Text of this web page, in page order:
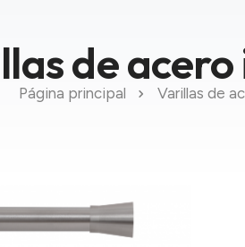
de
Página principal Varillas de